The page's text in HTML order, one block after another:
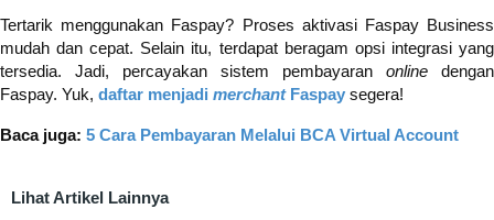
Tertarik menggunakan Faspay? Proses aktivasi Faspay Business
mudah dan cepat. Selain itu, terdapat beragam opsi integrasi yang
tersedia. Jadi, percayakan sistem pembayaran online dengan
Faspay. Yuk, daftar menjadi merchantFaspay segera!
Baca juga: 5 Cara Pembayaran Melalui BCA Virtual Account
Lihat Artikel Lainnya